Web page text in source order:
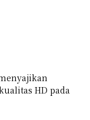
HD pada